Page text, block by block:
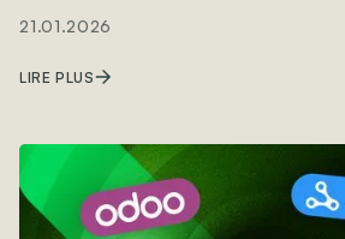
21.01.2026
LIRE PLUS